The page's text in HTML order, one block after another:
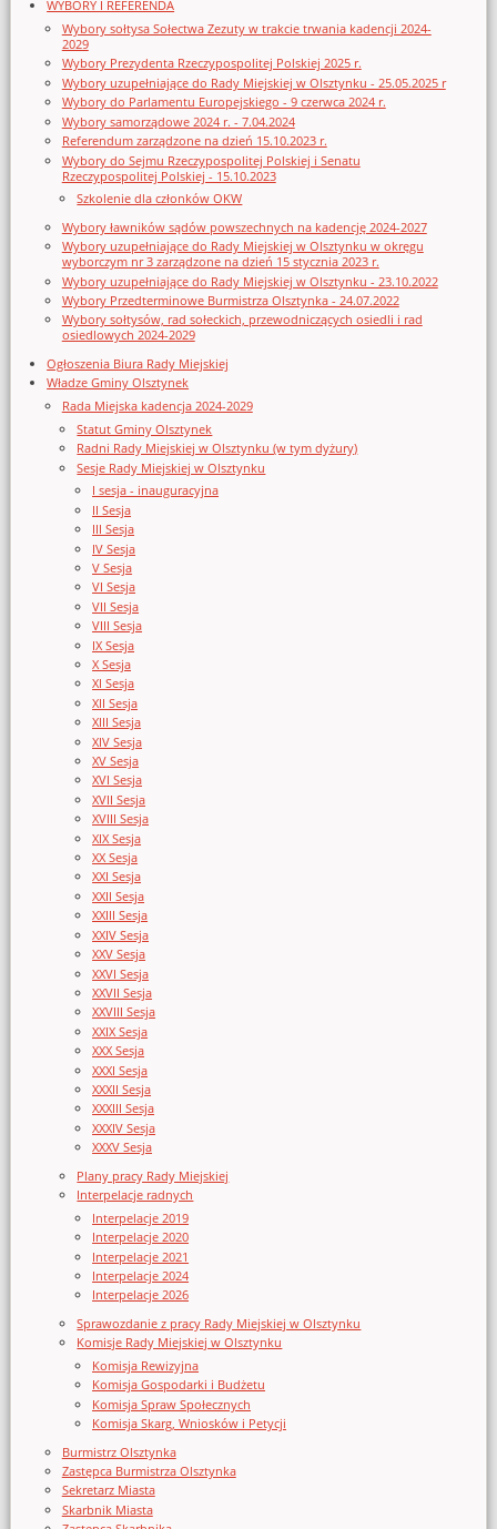
WYBORY I REFERENDA
Wybory sołtysa Sołectwa Zezuty w trakcie trwania kadencji 2024-
2029
Wybory Prezydenta Rzeczypospolitej Polskiej 2025 r.
Wybory uzupełniające do Rady Miejskiej w Olsztynku - 25.05.2025 r
Wybory do Parlamentu Europejskiego - 9 czerwca 2024 r.
Wybory samorządowe 2024 r. - 7.04.2024
Referendum zarządzone na dzień 15.10.2023 r.
Wybory do Sejmu Rzeczypospolitej Polskiej i Senatu
Rzeczypospolitej Polskiej - 15.10.2023
Szkolenie dla członków OKW
Wybory ławników sądów powszechnych na kadencję 2024-2027
Wybory uzupełniające do Rady Miejskiej w Olsztynku w okręgu
wyborczym nr 3 zarządzone na dzień 15 stycznia 2023 r.
Wybory uzupełniające do Rady Miejskiej w Olsztynku - 23.10.2022
Wybory Przedterminowe Burmistrza Olsztynka - 24.07.2022
Wybory sołtysów, rad sołeckich, przewodniczących osiedli i rad
osiedlowych 2024-2029
Ogłoszenia Biura Rady Miejskiej
Władze Gminy Olsztynek
Rada Miejska kadencja 2024-2029
Statut Gminy Olsztynek
Radni Rady Miejskiej w Olsztynku (w tym dyżury)
Sesje Rady Miejskiej w Olsztynku
I sesja - inauguracyjna
II Sesja
III Sesja
IV Sesja
V Sesja
VI Sesja
VII Sesja
VIII Sesja
IX Sesja
X Sesja
XI Sesja
XII Sesja
XIII Sesja
XIV Sesja
XV Sesja
XVI Sesja
XVII Sesja
XVIII Sesja
XIX Sesja
XX Sesja
XXI Sesja
XXII Sesja
XXIII Sesja
XXIV Sesja
XXV Sesja
XXVI Sesja
XXVII Sesja
XXVIII Sesja
XXIX Sesja
XXX Sesja
XXXI Sesja
XXXII Sesja
XXXIII Sesja
XXXIV Sesja
XXXV Sesja
Plany pracy Rady Miejskiej
Interpelacje radnych
Interpelacje 2019
Interpelacje 2020
Interpelacje 2021
Interpelacje 2024
Interpelacje 2026
Sprawozdanie z pracy Rady Miejskiej w Olsztynku
Komisje Rady Miejskiej w Olsztynku
Komisja Rewizyjna
Komisja Gospodarki i Budżetu
Komisja Spraw Społecznych
Komisja Skarg, Wniosków i Petycji
Burmistrz Olsztynka
Zastępca Burmistrza Olsztynka
Sekretarz Miasta
Skarbnik Miasta